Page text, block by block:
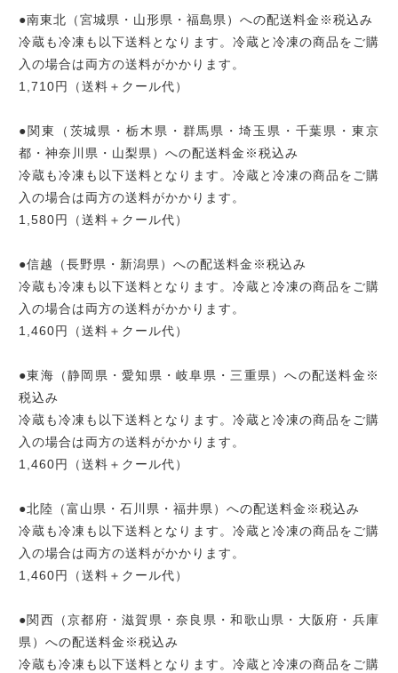
●南東北（宮城県・山形県・福島県）への配送料金※税込み
冷蔵も冷凍も以下送料となります。冷蔵と冷凍の商品をご購
入の場合は両方の送料がかかります。
1,710円（送料＋クール代）
●関東（茨城県・栃木県・群馬県・埼玉県・千葉県・東京
都・神奈川県・山梨県）への配送料金※税込み
冷蔵も冷凍も以下送料となります。冷蔵と冷凍の商品をご購
入の場合は両方の送料がかかります。
1,580円（送料＋クール代）
●信越（長野県・新潟県）への配送料金※税込み
冷蔵も冷凍も以下送料となります。冷蔵と冷凍の商品をご購
入の場合は両方の送料がかかります。
1,460円（送料＋クール代）
●東海（静岡県・愛知県・岐阜県・三重県）への配送料金※
税込み
冷蔵も冷凍も以下送料となります。冷蔵と冷凍の商品をご購
入の場合は両方の送料がかかります。
1,460円（送料＋クール代）
●北陸（富山県・石川県・福井県）への配送料金※税込み
冷蔵も冷凍も以下送料となります。冷蔵と冷凍の商品をご購
入の場合は両方の送料がかかります。
1,460円（送料＋クール代）
●関西（京都府・滋賀県・奈良県・和歌山県・大阪府・兵庫
県）への配送料金※税込み
冷蔵も冷凍も以下送料となります。冷蔵と冷凍の商品をご購